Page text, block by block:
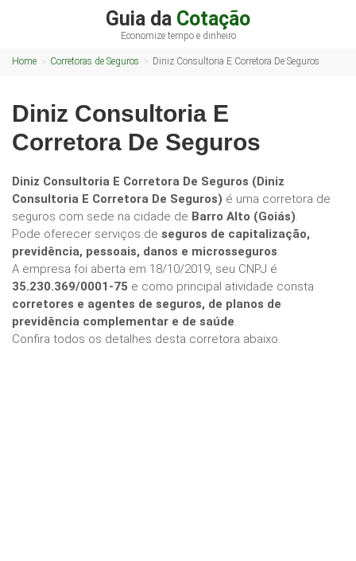
Guia da Cotação
Economize tempo e dinheiro
Home Corretoras de Seguros Diniz Consultoria E Corretora De Seguros
Diniz Consultoria E
Corretora De Seguros
Diniz Consultoria E Corretora De Seguros (Diniz
Consultoria E Corretora De Seguros) é uma corretora de
seguros com sede na cidade de Barro Alto (Goiás).
Pode oferecer serviços de seguros de capitalização,
previdência, pessoais, danos e microsseguros.
A empresa foi aberta em 18/10/2019, seu CNPJ é
35.230.369/0001-75 e como principal atividade consta
corretores e agentes de seguros, de planos de
previdência complementar e de saúde.
Confira todos os detalhes desta corretora abaixo.